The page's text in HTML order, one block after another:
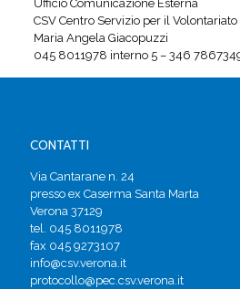
Ufficio Comunicazione Esterna
CSV Centro Servizio per il
Maria Angela Giacopuzzi
045 8011978 interno 5 – 346
CONTATTI
Via Cantarane n. 24
presso ex Caserma Santa Marta
Verona 37129
tel. 045 8011978
fax 045 9273107
info@csv.verona.it
protocollo@pec.csv.verona.it